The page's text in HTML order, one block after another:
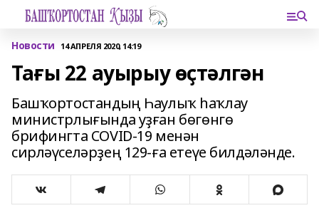
Новости 14 АПРЕЛЯ 2020, 14:19
Тағы 22 ауырыу өҫтәлгән
Башҡортостандың Һаулыҡ һаҡлау
министрлығында уҙған бөгөнгө
брифингта COVID-19 менән
сирләүселәрҙең 129-ға етеүе билдәләнде.